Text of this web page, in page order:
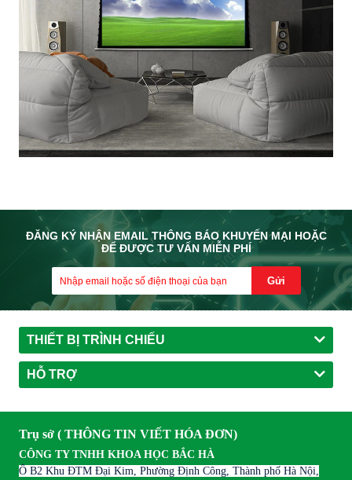
ĐĂNG KÝ NHẬN EMAIL THÔNG BÁO KHUYẾN MẠI HOẶC
ĐỂ ĐƯỢC TƯ VẤN MIỄN PHÍ
Gửi
THIẾT BỊ TRÌNH CHIẾU
HỖ TRỢ
Trụ sở ( THÔNG TIN VIẾT HÓA ĐƠN)
CÔNG TY TNHH KHOA HỌC BẮC HÀ
Ô B2 Khu ĐTM Đại Kim, Phường Định Công, Thành phố Hà Nội,